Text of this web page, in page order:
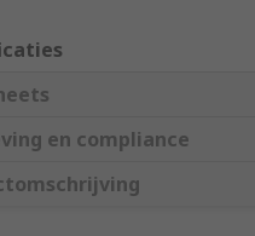
en compliance